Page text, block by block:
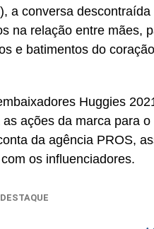
a conversa
na relação entre mães,
e batimentos do
Huggies
ações da marca para
da agência PROS,
os influenciadores.
DESTAQUE